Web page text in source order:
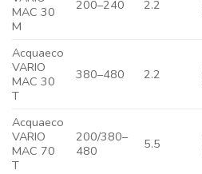
MAC 30
M
200–240 2.2
Acquaeco
VARIO
MAC 30
T
380–480 2.2
Acquaeco
VARIO
MAC 70
T
200/380–
480
5.5